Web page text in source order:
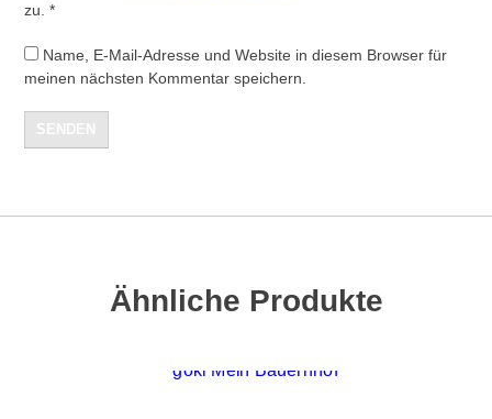
zu. *
Name, E-Mail-Adresse und Website in diesem Browser für
meinen nächsten Kommentar speichern.
Ähnliche Produkte